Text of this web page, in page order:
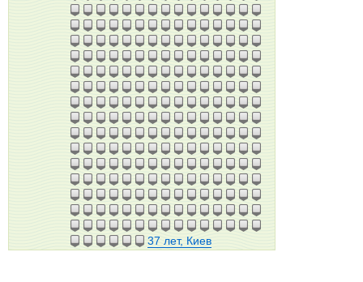
37 лет, Киев